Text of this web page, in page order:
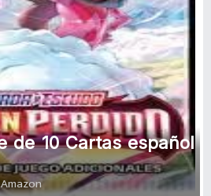
de 10 Cartas español